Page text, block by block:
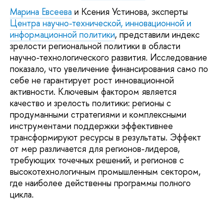
Марина Евсеева и Ксения Устинова, эксперты
Центра научно-технической, инновационной и
информационной политики, представили индекс
зрелости региональной политики в области
научно-технологического развития. Исследование
показало, что увеличение финансирования само по
себе не гарантирует рост инновационной
активности. Ключевым фактором является
качество и зрелость политики: регионы с
продуманными стратегиями и комплексными
инструментами поддержки эффективнее
трансформируют ресурсы в результаты. Эффект
от мер различается для регионов-лидеров,
требующих точечных решений, и регионов с
высокотехнологичным промышленным сектором,
где наиболее действенны программы полного
цикла.